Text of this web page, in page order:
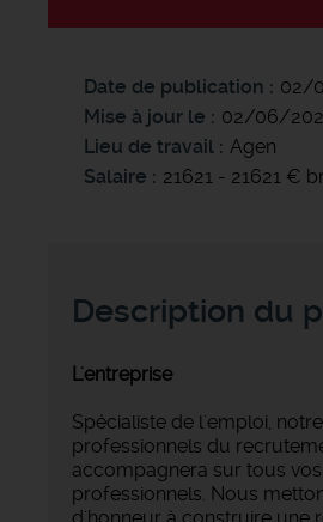
Date de publication
02/
Mise à jour le
02/06/
Lieu de travail
Agen
Salaire
21621 - 21621 €
Description du
L'entreprise
Spécialiste de l'emploi,
professionnels du
accompagnera sur tous
professionnels. Nous